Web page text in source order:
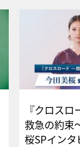
『クロス
救急の約束
桜SPイ